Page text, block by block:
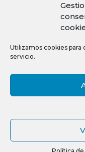
Utilizamos cookies
servicio.
L-V: 9:30–13:30